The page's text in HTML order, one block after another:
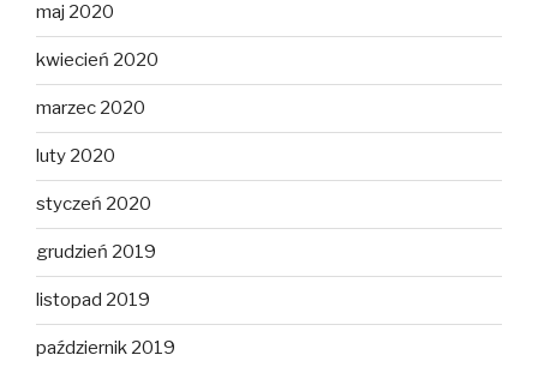
maj 2020
kwiecień 2020
marzec 2020
luty 2020
styczeń 2020
grudzień 2019
listopad 2019
październik 2019